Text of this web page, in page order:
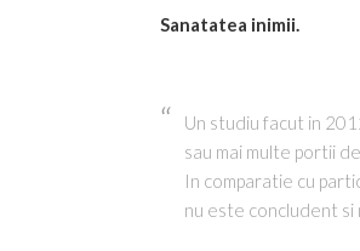
Sanatatea inimii.
Un studiu facut in
sau mai multe portii
In comparatie cu
nu este concludent si